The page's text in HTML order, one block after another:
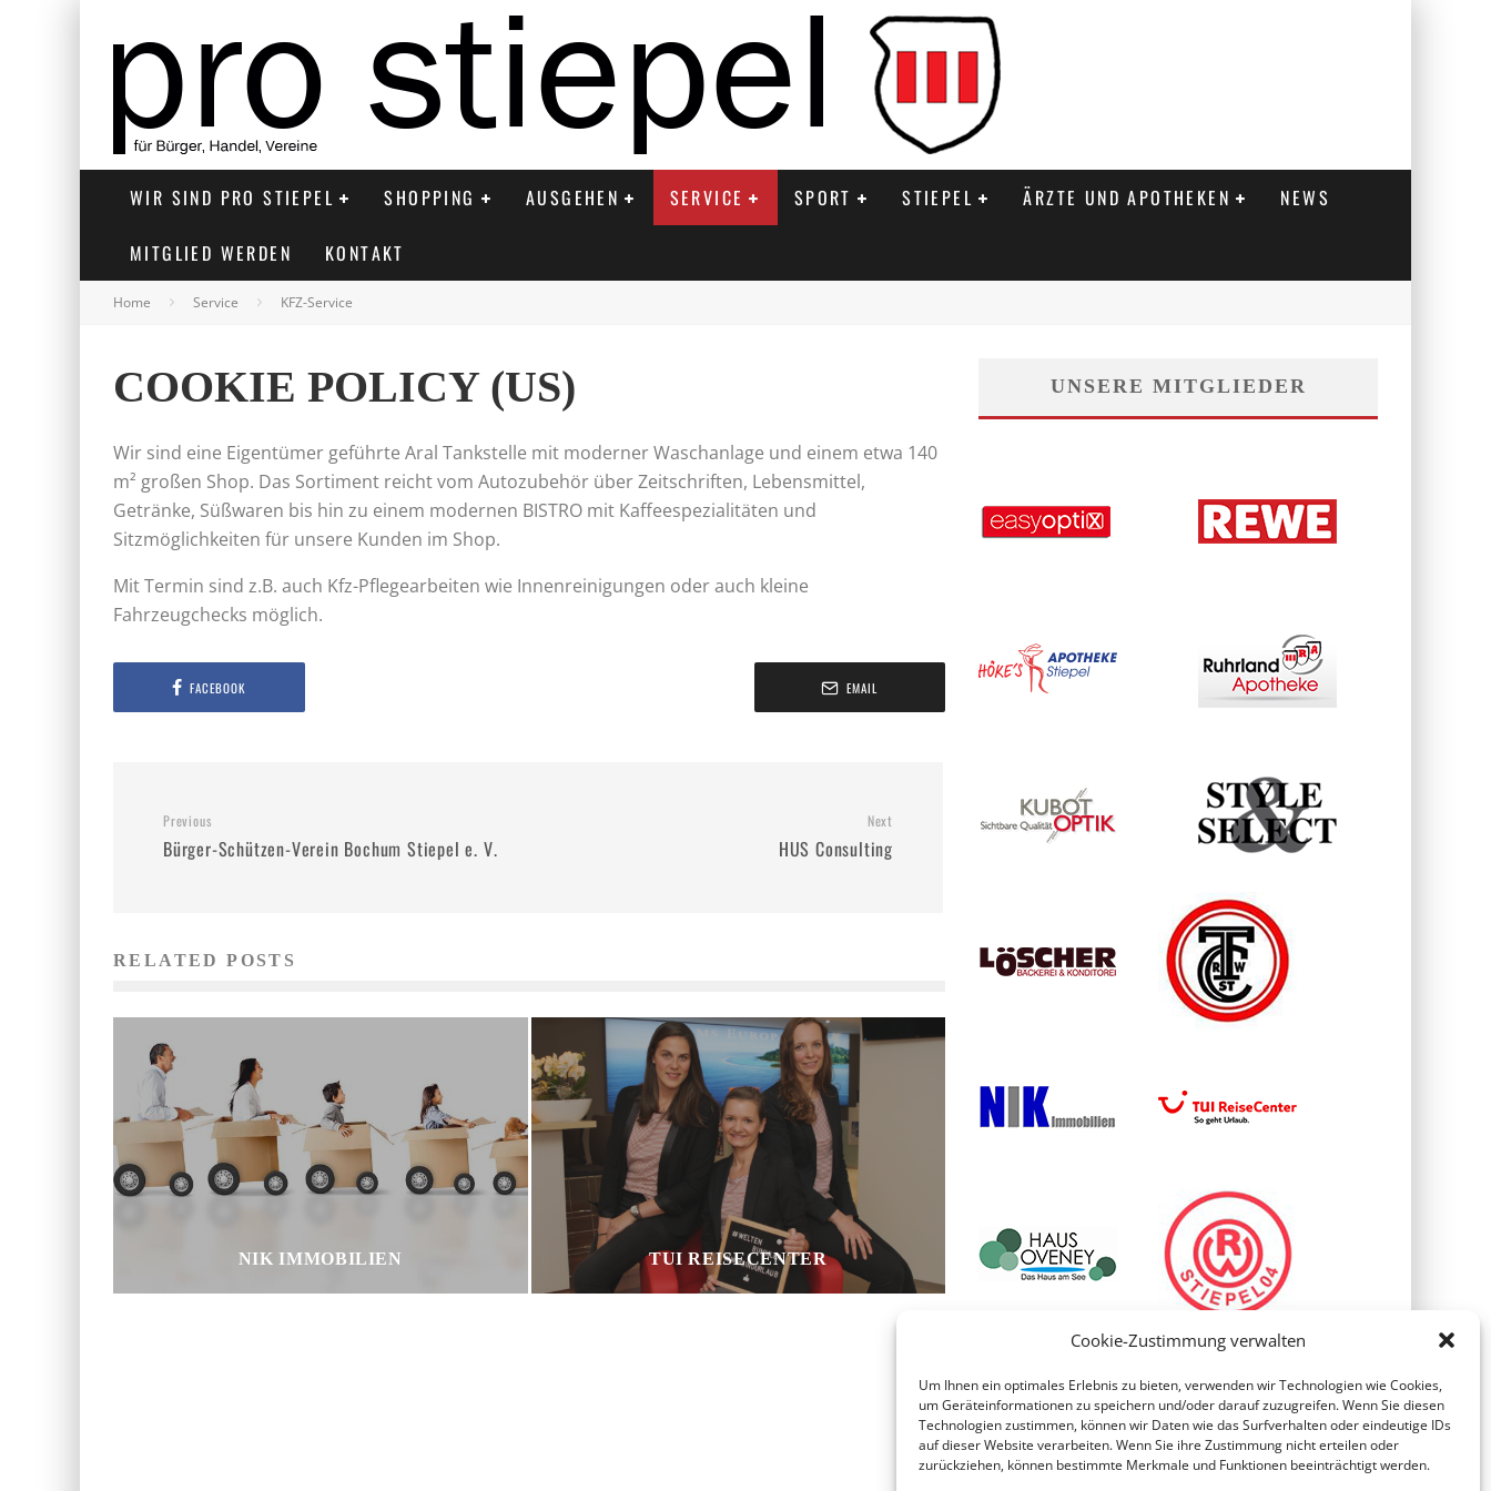
Cookie-Zustimmung verwalten
Um Ihnen ein optimales Erlebnis zu bieten, verwenden wir Technologien wie Cookies,
um Geräteinformationen zu speichern und/oder darauf zuzugreifen. Wenn Sie diesen
Technologien zustimmen, können wir Daten wie das Surfverhalten oder eindeutige IDs
auf dieser Website verarbeiten. Wenn Sie ihre Zustimmung nicht erteilen oder
zurückziehen, können bestimmte Merkmale und Funktionen beeinträchtigt werden.
WIR SIND PRO STIEPEL SHOPPING AUSGEHEN SERVICE SPORT STIEPEL ÄRZTE UND APOTHEKEN NEWS
MITGLIED WERDEN KONTAKT
Home Service KFZ-Service
COOKIE POLICY (US)
Wir sind eine Eigentümer geführte Aral Tankstelle mit moderner Waschanlage und einem etwa 140
m² großen Shop. Das Sortiment reicht vom Autozubehör über Zeitschriften, Lebensmittel,
Getränke, Süßwaren bis hin zu einem modernen BISTRO mit Kaffeespezialitäten und
Sitzmöglichkeiten für unsere Kunden im Shop.
Mit Termin sind z.B. auch Kfz-Pflegearbeiten wie Innenreinigungen oder auch kleine
Fahrzeugchecks möglich.
FACEBOOK EMAIL
Previous
Bürger-Schützen-Verein Bochum Stiepel e. V.
Next
HUS Consulting
RELATED POSTS
NIK IMMOBILIEN TUI REISECENTER
UNSERE MITGLIEDER